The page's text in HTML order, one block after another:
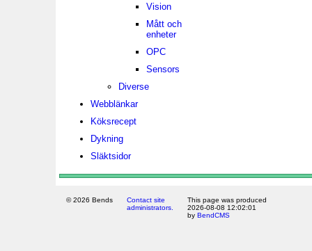
Vision
Mått och
enheter
OPC
Sensors
Diverse
Webblänkar
Köksrecept
Dykning
Släktsidor
© 2026 Bends
Contact site
administrators.
This page was produced
2026-08-08 12:02:01
by BendCMS